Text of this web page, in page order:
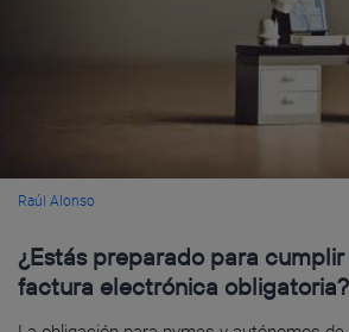
Raúl Alonso
¿Estás preparado para
factura electrónica obligatoria?